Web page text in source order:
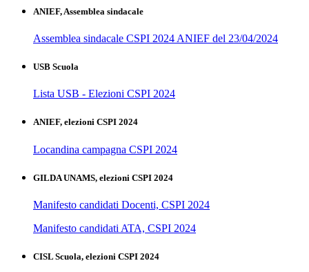
ANIEF, Assemblea sindacale
Assemblea sindacale CSPI 2024 ANIEF del 23/04/2024
USB Scuola
Lista USB - Elezioni CSPI 2024
ANIEF, elezioni CSPI 2024
Locandina campagna CSPI 2024
GILDA UNAMS, elezioni CSPI 2024
Manifesto candidati Docenti, CSPI 2024
Manifesto candidati ATA, CSPI 2024
CISL Scuola, elezioni CSPI 2024